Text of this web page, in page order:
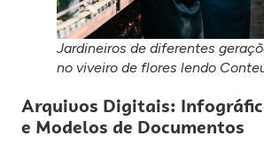
Jardineiros de diferentes
no viveiro de flores lendo
Arquivos Digitais:
e Modelos de Documentos